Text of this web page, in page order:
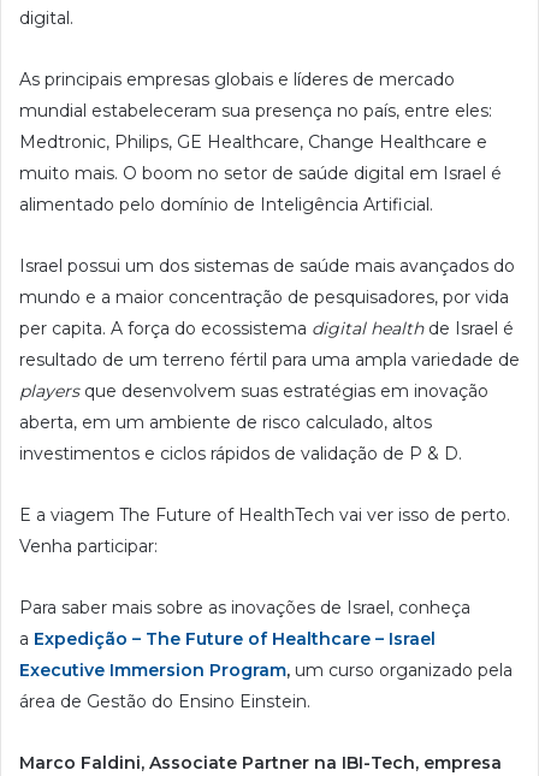
digital.
As principais empresas globais e líderes de mercado
mundial estabeleceram sua presença no país, entre eles:
Medtronic, Philips, GE Healthcare, Change Healthcare e
muito mais. O boom no setor de saúde digital em Israel é
alimentado pelo domínio de Inteligência Artificial.
Israel possui um dos sistemas de saúde mais avançados do
mundo e a maior concentração de pesquisadores, por vida
per capita. A força do ecossistema digital healthde Israel é
resultado de um terreno fértil para uma ampla variedade de
playersque desenvolvem suas estratégias em inovação
aberta, em um ambiente de risco calculado, altos
investimentos e ciclos rápidos de validação de P & D.
E a viagem The Future of HealthTech vai ver isso de perto.
Venha participar:
Para saber mais sobre as inovações de Israel, conheça
a Expedição – The Future of Healthcare – Israel
Executive Immersion Program, um curso organizado pela
área de Gestão do Ensino Einstein.
Marco Faldini, Associate Partner na IBI-Tech, empresa